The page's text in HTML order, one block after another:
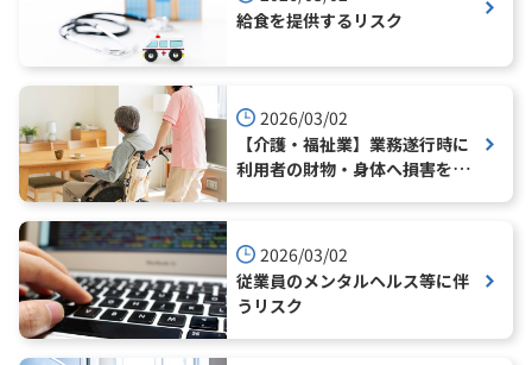
給食を提供するリスク
2026/03/02
【介護・福祉業】業務遂行時に
利用者の財物・身体へ損害を与
2026/03/02
従業員のメンタルヘルス等に伴
うリスク